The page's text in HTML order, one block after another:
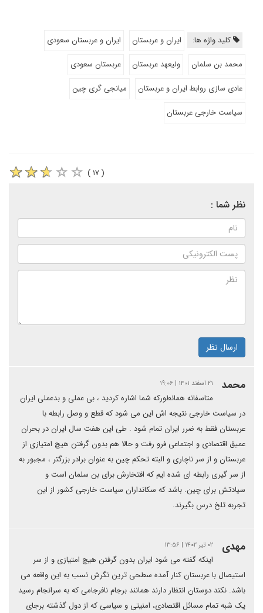
کلید واژه ها: ایران و عربستان
ایران و عربستان سعودی
محمد بن سلمان
ولیعهد عربستان
عربستان سعودی
عادی سازی روابط ایران و عربستان
میانجی گری چین
سیاست خارجی عربستان
( ۱۷ )
نظر شما :
ارسال نظر
محمد ۲۱ اسفند ۱۴۰۱ | ۱۹:۰۶
متاسفانه همانطورکه شما اشاره کردید ، بی عملی و بدعملی ایران
در سیاست خارجی نتیجه اش این می شود که قطع و وصل رابطه با
عربستان فقط به ضرر ایران تمام شود . طی این هفت سال ایران در بحران
عمیق اقتصادی و اجتماعی فرو رفت و حالا هم بدون گرفتن هیچ امتیازی از
عربستان و از سر ناچاری و البته تحکم چین به عنوان برادر بزرگتر ، مجبور به
از سر گیری رابطه ای شده ایم که افتخارش برای بن سلمان است و
سیادتش برای چین. باشد که سکانداران سیاست خارجی کشور از این
تجربه تلخ درس بگیرند.
مهدی ۰۲ تیر ۱۴۰۲ | ۱۳:۵۶
اینکه گفته می شود ایران بدون گرفتن هیچ امتیازی و از سر
استیصال با عربستان کنار آمده سطحی ترین نگرش نسب به این واقعه می
باشد. نکند دوستان انتظار دارند همانند برجام نافرجامی که به سرانجام رسید
یک شبه تمام مسائل اقتصادی، امنیتی و سیاسی که از دول گذشته برجای